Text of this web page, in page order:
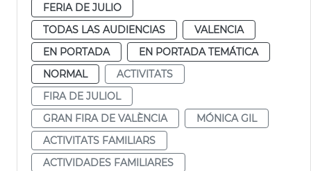
FERIA DE JULIO
TODAS LAS AUDIENCIAS
VALENCIA
EN PORTADA
EN PORTADA TEMÁTICA
NORMAL
ACTIVITATS
FIRA DE JULIOL
GRAN FIRA DE VALÈNCIA
MÓNICA GIL
ACTIVITATS FAMILIARS
ACTIVIDADES FAMILIARES